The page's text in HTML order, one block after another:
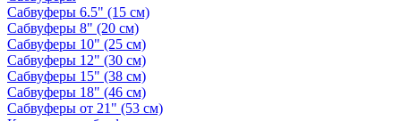
Сабвуферы 6.5" (15 см)
Сабвуферы 8" (20 см)
Сабвуферы 10" (25 см)
Сабвуферы 12" (30 см)
Сабвуферы 15" (38 см)
Сабвуферы 18" (46 см)
Сабвуферы от 21" (53 см)